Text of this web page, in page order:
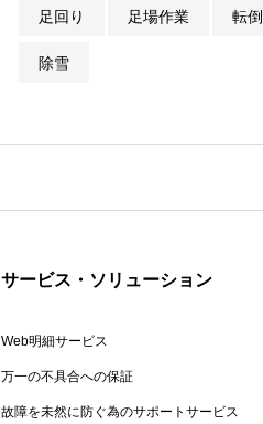
足回り 足場作業 転
除雪
サービス・ソリューション
Web明細サービス
万一の不具合への保証
故障を未然に防ぐ為のサポートサービス